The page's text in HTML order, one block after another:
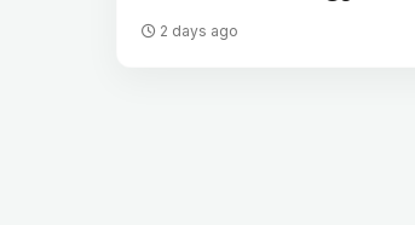
2 days ago